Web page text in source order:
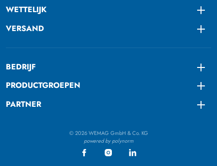
WETTELIJK
VERSAND
BEDRIJF
PRODUCTGROEPEN
PARTNER
© 2026 WEMAG GmbH & Co. KG
powered by polynorm